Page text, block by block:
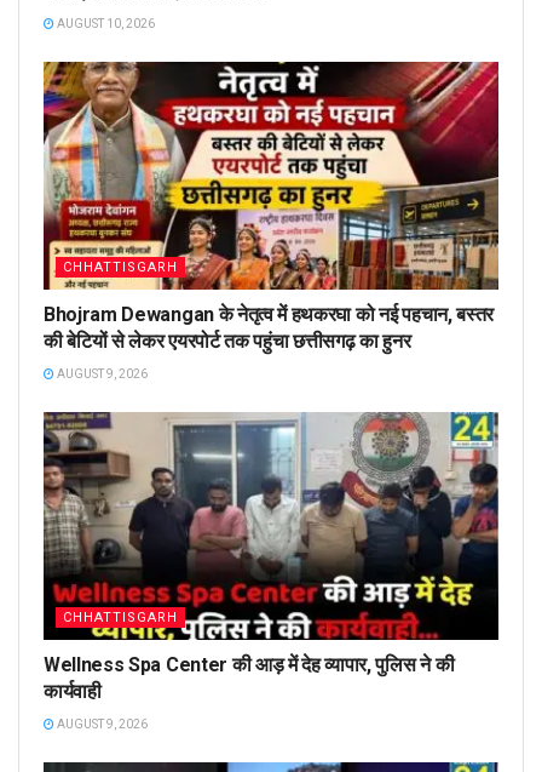
AUGUST 10, 2026
CHHATTISGARH
Bhojram Dewangan के नेतृत्व में हथकरघा को नई पहचान, बस्तर
की बेटियों से लेकर एयरपोर्ट तक पहुंचा छत्तीसगढ़ का हुनर
AUGUST 9, 2026
CHHATTISGARH
Wellness Spa Center की आड़ में देह व्यापार, पुलिस ने की
कार्यवाही
AUGUST 9, 2026